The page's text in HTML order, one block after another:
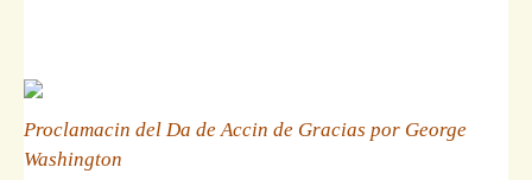
Proclamacin del Da de Accin de Gracias por George
Washington